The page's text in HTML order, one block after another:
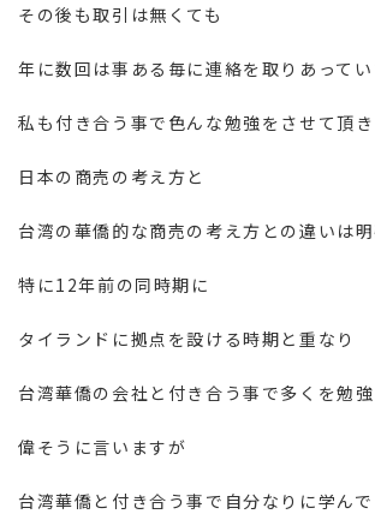
その後も取引は無くても
年に数回は事ある毎に連絡を取りあってい
私も付き合う事で色んな勉強をさせて頂き
日本の商売の考え方と
台湾の華僑的な商売の考え方との違いは
特に12年前の同時期に
タイランドに拠点を設ける時期と重なり
台湾華僑の会社と付き合う事で多くを勉
偉そうに言いますが
台湾華僑と付き合う事で自分なりに学んで